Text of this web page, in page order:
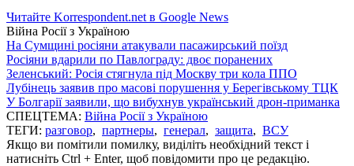
Читайте Korrespondent.net в Google News
Війна Росії з Україною
На Сумщині росіяни атакували пасажирський поїзд
Росіяни вдарили по Павлограду: двоє поранених
Зеленський: Росія стягнула під Москву три кола ППО
Лубінець заявив про масові порушення у Берегівському ТЦК
У Болгарії заявили, що вибухнув український дрон-приманка
СПЕЦТЕМА: Війна Росії з Україною
ТЕГИ: разговор, партнеры, генерал, защита, ВСУ
Якщо ви помітили помилку, виділіть необхідний текст і
натисніть Ctrl + Enter, щоб повідомити про це редакцію.